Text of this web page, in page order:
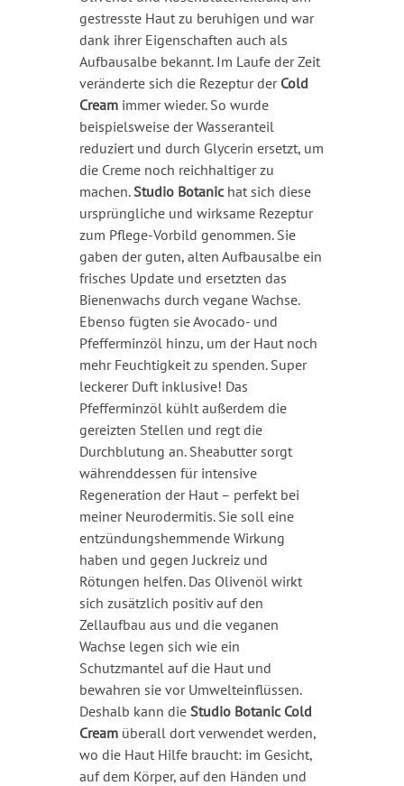
gestresste Haut zu beruhigen und war
dank ihrer Eigenschaften auch als
Aufbausalbe bekannt. Im Laufe der Zeit
veränderte sich die Rezeptur der Cold
Creamimmer wieder. So wurde
beispielsweise der Wasseranteil
reduziert und durch Glycerin ersetzt, um
die Creme noch reichhaltiger zu
machen.Studio Botanichat sich diese
ursprüngliche und wirksame Rezeptur
zum Pflege-Vorbild genommen. Sie
gaben der guten, alten Aufbausalbe ein
frisches Update und ersetzten das
Bienenwachs durch vegane Wachse.
Ebenso fügten sie Avocado- und
Pfefferminzöl hinzu, um der Haut noch
mehr Feuchtigkeit zu spenden. Super
leckerer Duft inklusive! Das
Pfefferminzöl kühlt außerdem die
gereizten Stellen und regt die
Durchblutung an. Sheabutter sorgt
währenddessen für intensive
Regeneration der Haut – perfekt bei
meiner Neurodermitis. Sie soll eine
entzündungshemmende Wirkung
haben und gegen Juckreiz und
Rötungen helfen. Das Olivenöl wirkt
sich zusätzlich positiv auf den
Zellaufbau aus und die veganen
Wachse legen sich wie ein
Schutzmantel auf die Haut und
bewahren sie vor Umwelteinflüssen.
Deshalb kann die Studio Botanic Cold
Creamüberall dort verwendet werden,
wo die Haut Hilfe braucht: im Gesicht,
auf dem Körper, auf den Händen und